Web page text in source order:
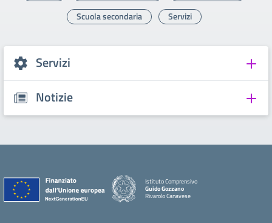
Scuola secondaria
Servizi
Servizi
Notizie
Istituto Comprensivo
Guido Gozzano
Rivarolo Canavese